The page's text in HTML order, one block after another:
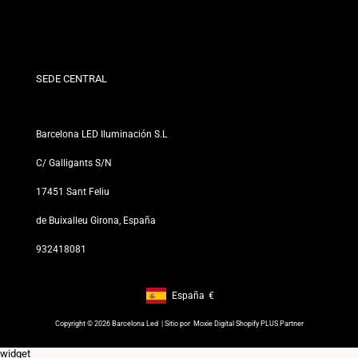
Nuestras Tiendas
SEDE CENTRAL
Barcelona LED Iluminación S.L
C/ Galligants S/N
17451 Sant Feliu
de Buixalleu Girona, España
932418081
Footer: España, €
España €
Copyright © 2026 Barcelona Led | Sitio por Moxie Digital Shopify PLUS Partner
widget